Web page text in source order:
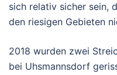
sich relativ sicher sein,
den riesigen Gebieten
2018 wurden zwei
bei Uhsmannsdorf